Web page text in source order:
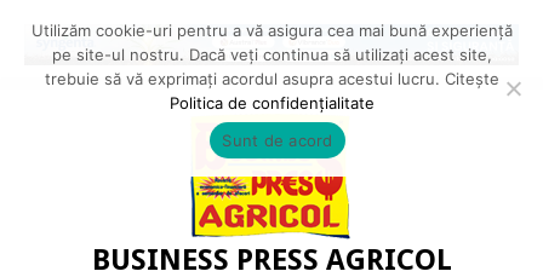
BUSINESS PRESS AGRICOL
Utilizăm cookie-uri pentru a vă asigura cea mai bună experiență
pe site-ul nostru. Dacă veți continua să utilizați acest site,
trebuie să vă exprimați acordul asupra acestui lucru. Citește
Politica de confidențialitate
Sunt de acord